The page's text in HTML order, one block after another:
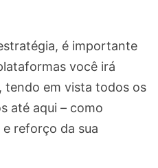
é importante
você irá
tendo em vista todos os
até aqui – como
reforço da sua